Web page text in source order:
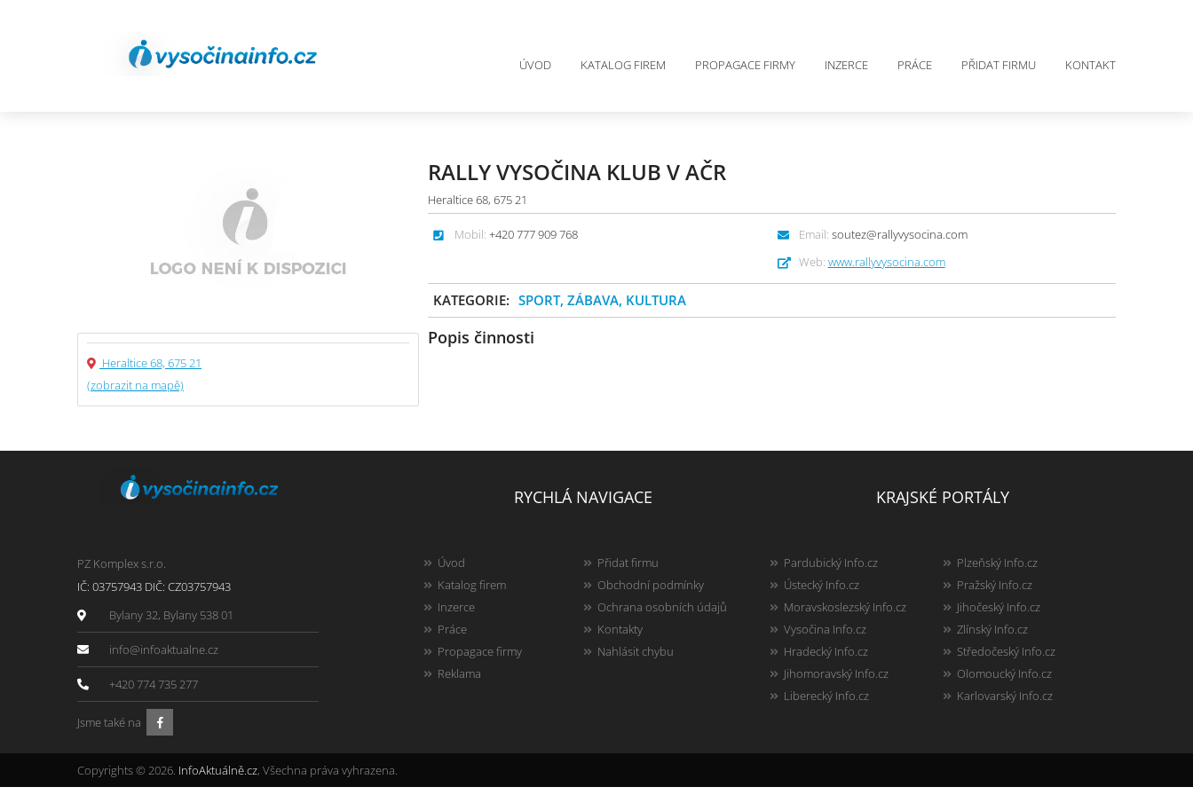
ÚVOD KATALOG FIREM PROPAGACE FIRMY INZERCE PRÁCE PŘIDAT FIRMU KONTAKT
RALLY VYSOČINA KLUB V AČR
Heraltice 68, 675 21
Mobil: +420 777 909 768 Email: soutez@rallyvysocina.com
Web: www.rallyvysocina.com
KATEGORIE: SPORT, ZÁBAVA, KULTURA
Popis činnosti
Heraltice 68, 675 21
(zobrazit na mapě)
PZ Komplex s.r.o.
IČ: 03757943 DIČ: CZ03757943
Bylany 32, Bylany 538 01
info@infoaktualne.cz
+420 774 735 277
Jsme také na
RYCHLÁ NAVIGACE
Úvod
Katalog firem
Inzerce
Práce
Propagace firmy
Reklama
Přidat firmu
Obchodní podmínky
Ochrana osobních údajů
Kontakty
Nahlásit chybu
KRAJSKÉ PORTÁLY
Pardubický Info.cz
Ústecký Info.cz
Moravskoslezský Info.cz
Vysočina Info.cz
Hradecký Info.cz
Jihomoravský Info.cz
Liberecký Info.cz
Plzeňský Info.cz
Pražský Info.cz
Jihočeský Info.cz
Zlínský Info.cz
Středočeský Info.cz
Olomoucký Info.cz
Karlovarský Info.cz
Copyrights © 2026. InfoAktuálně.cz, Všechna práva vyhrazena.